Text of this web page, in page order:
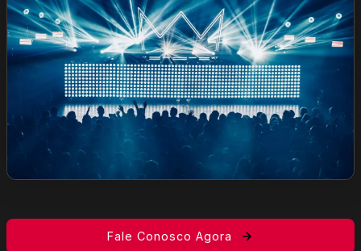
Fale Conosco Agora